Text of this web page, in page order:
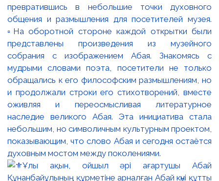
превратившись в небольшие точки духовного
общения и размышления для посетителей музея.
▫️На оборотной стороне каждой открытки были
представлены произведения из музейного
собрания с изображением Абая. Знакомясь с
мудрыми словами поэта, посетители не только
обращались к его философским размышлениям, но
и продолжали строки его стихотворений, вместе
оживляя и переосмысливая литературное
наследие великого Абая. Эта инициатива стала
небольшим, но символичным культурным проектом,
показывающим, что слово Абая и сегодня остаётся
духовным мостом между поколениями.